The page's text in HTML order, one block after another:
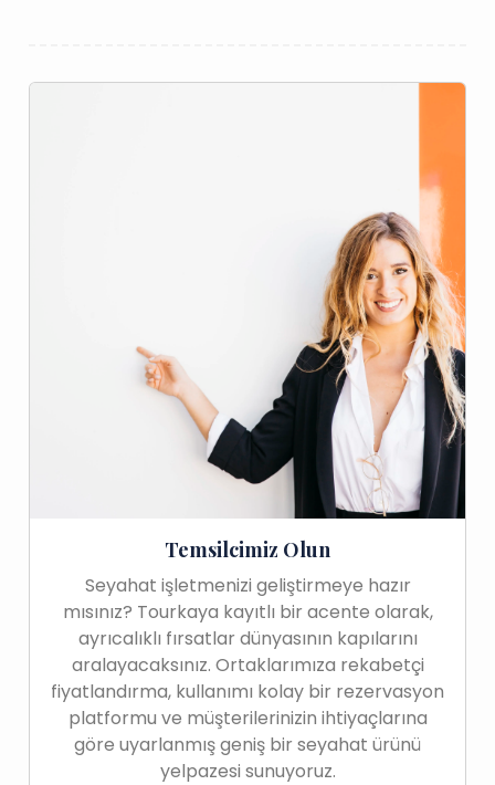
Temsilcimiz Olun
Seyahat işletmenizi geliştirmeye hazır
mısınız? Tourkaya kayıtlı bir acente olarak,
ayrıcalıklı fırsatlar dünyasının kapılarını
aralayacaksınız. Ortaklarımıza rekabetçi
fiyatlandırma, kullanımı kolay bir rezervasyon
platformu ve müşterilerinizin ihtiyaçlarına
göre uyarlanmış geniş bir seyahat ürünü
yelpazesi sunuyoruz.